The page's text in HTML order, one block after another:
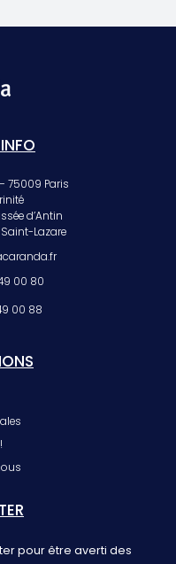
75009 Paris
d’Antin
: Saint-Lazare
00 80
00 88
pour être averti des